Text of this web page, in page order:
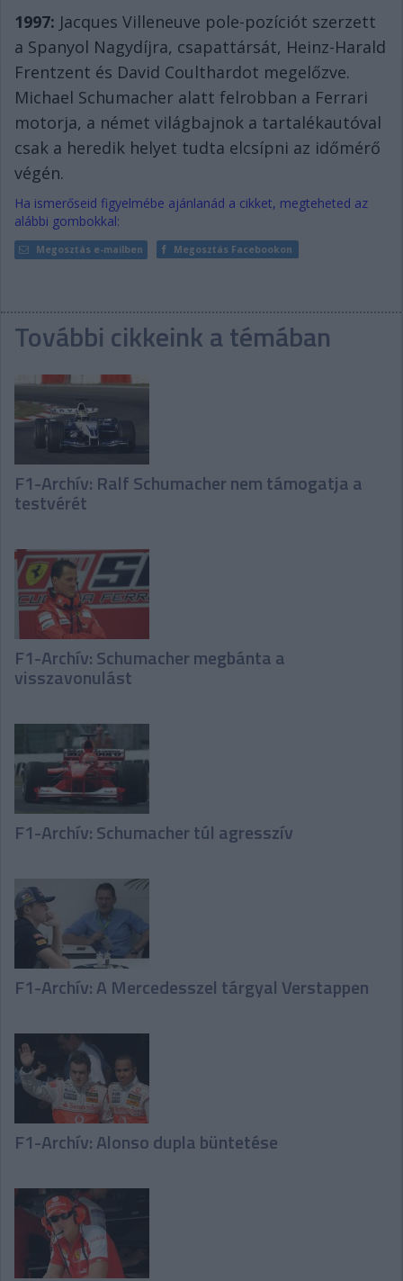
1997: Jacques Villeneuve pole-pozíciót szerzett
a Spanyol Nagydíjra, csapattársát, Heinz-Harald
Frentzent és David Coulthardot megelőzve.
Michael Schumacher alatt felrobban a Ferrari
motorja, a német világbajnok a tartalékautóval
csak a heredik helyet tudta elcsípni az időmérő
végén.
Ha ismerőseid figyelmébe ajánlanád a cikket, megteheted az
alábbi gombokkal:
Megosztás e-mailben Megosztás Facebookon
További cikkeink a témában
F1-Archív: Ralf Schumacher nem támogatja a
testvérét
F1-Archív: Schumacher megbánta a
visszavonulást
F1-Archív: Schumacher túl agresszív
F1-Archív: A Mercedesszel tárgyal Verstappen
F1-Archív: Alonso dupla büntetése